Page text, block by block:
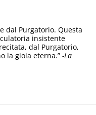
dal Purgatorio. Questa
insistente
dal Purgatorio,
la gioia eterna.” -La